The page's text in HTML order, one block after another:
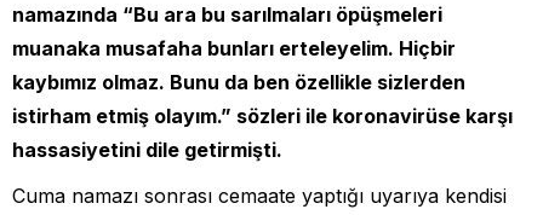
namazında “Bu ara bu sarılmaları öpüşmeleri
muanaka musafaha bunları erteleyelim. Hiçbir
kaybımız olmaz. Bunu da ben özellikle sizlerden
istirham etmiş olayım.” sözleri ile koronavirüse karşı
hassasiyetini dile getirmişti.
Cuma namazı sonrası cemaate yaptığı uyarıya kendisi